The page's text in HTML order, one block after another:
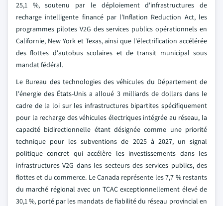
25,1 %, soutenu par le déploiement d'infrastructures de
recharge intelligente financé par l'Inflation Reduction Act, les
programmes pilotes V2G des services publics opérationnels en
Californie, New York et Texas, ainsi que l'électrification accélérée
des flottes d'autobus scolaires et de transit municipal sous
mandat fédéral.
Le Bureau des technologies des véhicules du Département de
l'énergie des États-Unis a alloué 3 milliards de dollars dans le
cadre de la loi sur les infrastructures bipartites spécifiquement
pour la recharge des véhicules électriques intégrée au réseau, la
capacité bidirectionnelle étant désignée comme une priorité
technique pour les subventions de 2025 à 2027, un signal
politique concret qui accélère les investissements dans les
infrastructures V2G dans les secteurs des services publics, des
flottes et du commerce. Le Canada représente les 7,7 % restants
du marché régional avec un TCAC exceptionnellement élevé de
30,1 %, porté par les mandats de fiabilité du réseau provincial en